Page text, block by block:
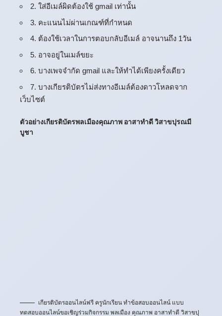
2. ใส่อีเมล์ผิดต้องใช้ gmail เท่านั้น
3. คะแนนไม่ผ่านเกณฑ์ที่กำหนด
4. ต้องใช้เวลาในการตอบกลับอีเมล์ อาจนานถึง 1วัน
5. อาจอยู่ในเมล์ขยะ
6. บางเพจจำกัด gmail และให้ทำได้เพียงครั้งเดียว
7. บางเกียรติบัตรไม่ส่งทางอีเมล์ต้องดาวโหลดจาก
เว็บไซต์
ตัวอย่างเกียรติบัตรพลเมืองคุณภาพ อาสาทำดี วิสาขปุรณมี
บูชา
เกียรติบัตรออนไลน์ฟรี ครูนักเรียน ทำข้อสอบออนไลน์ แบบ
ทดสอบออนไลน์ขอเชิญร่วมกิจกรรม พลเมือง คุณภาพ อาสาทำดี วิสาขปุ